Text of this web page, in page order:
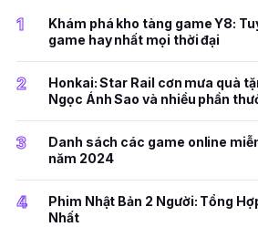
1
Khám phá kho tàng game Y8:
game hay nhất mọi thời đại
2
Honkai: Star Rail cơn mưa quà
Ngọc Ánh Sao và nhiều phần
3
Danh sách các game online
năm 2024
4
Phim Nhật Bản 2 Người: Tổng
Nhất